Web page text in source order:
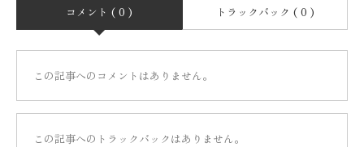
コメント ( 0 ) トラックバック ( 0 )
この記事へのコメントはありません。
この記事へのトラックバックはありません。